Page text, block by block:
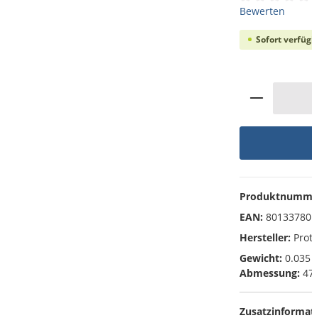
Bewerten
Sofort
EAN:
Hersteller:
Gewicht:
Abmessung: